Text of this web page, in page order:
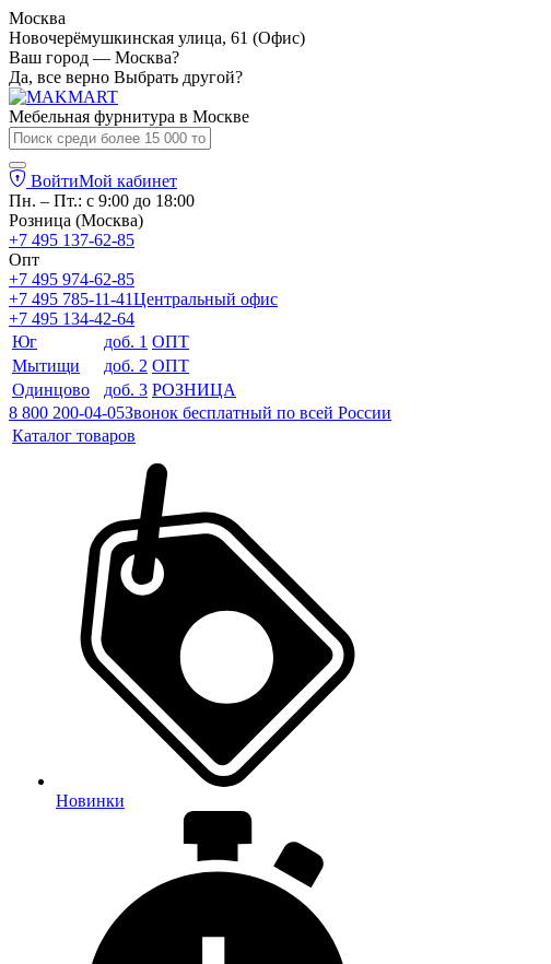
Москва
Новочерёмушкинская улица, 61 (Офис)
Ваш город — Москва?
Да, все верно Выбрать другой?
Мебельная фурнитура в Москве
ВойтиМой кабинет
Пн. – Пт.: с 9:00 до 18:00
Розница (Москва)
+7 495 137-62-85
Опт
+7 495 974-62-85
+7 495 785-11-41Центральный офис
+7 495 134-42-64
Юг
доб. 1 ОПТ
Мытищи
доб. 2 ОПТ
Одинцово
доб. 3 РОЗНИЦА
8 800 200-04-05Звонок бесплатный по всей России
Каталог товаров
Новинки